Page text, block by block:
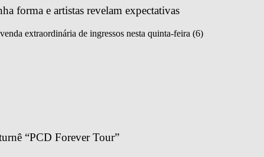
forma e artistas revelam expectativas
extraordinária de ingressos nesta quinta-feira (6)
“PCD Forever Tour”